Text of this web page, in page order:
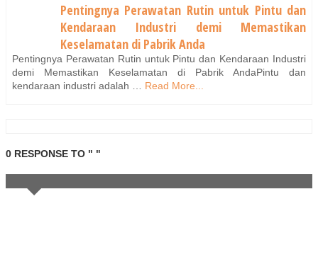
Pentingnya Perawatan Rutin untuk Pintu dan
Kendaraan Industri demi Memastikan
Keselamatan di Pabrik Anda
Pentingnya Perawatan Rutin untuk Pintu dan Kendaraan Industri
demi Memastikan Keselamatan di Pabrik AndaPintu dan
kendaraan industri adalah …
Read More...
0 RESPONSE TO " "